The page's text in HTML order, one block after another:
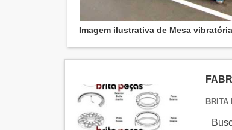
Imagem ilustrativa de Mesa
BRITA